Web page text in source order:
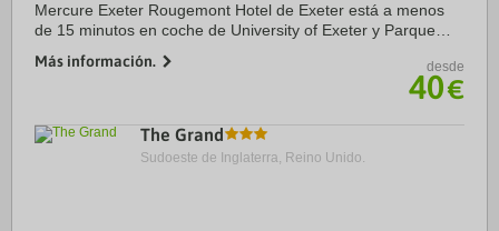
Mercure Exeter Rougemont Hotel de Exeter está a menos
de 15 minutos en coche de University of Exeter y Parque
0,1 km de Museo y galería de arte Royal ...
Más información. desde
40€
The Grand
Sudoeste de Inglaterra, Reino Unido.